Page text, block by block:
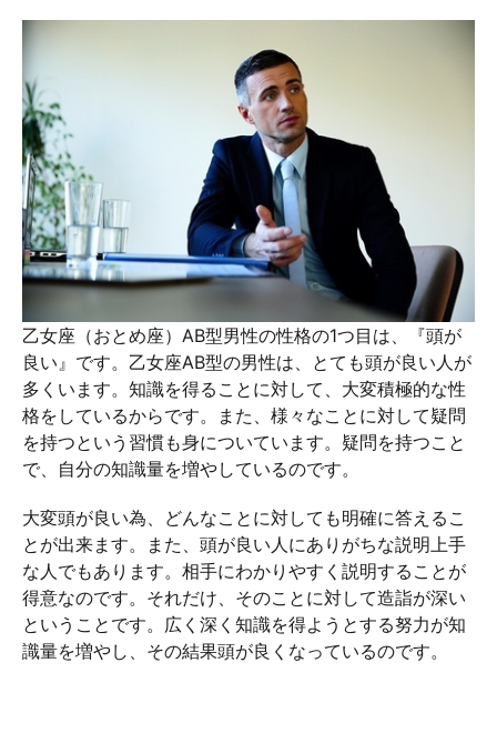
乙女座（おとめ座）AB型男性の性格の1つ目は、『頭が
良い』です。乙女座AB型の男性は、とても頭が良い人が
多くいます。知識を得ることに対して、大変積極的な性
格をしているからです。また、様々なことに対して疑問
を持つという習慣も身についています。疑問を持つこと
で、自分の知識量を増やしているのです。
大変頭が良い為、どんなことに対しても明確に答えるこ
とが出来ます。また、頭が良い人にありがちな説明上手
な人でもあります。相手にわかりやすく説明することが
得意なのです。それだけ、そのことに対して造詣が深い
ということです。広く深く知識を得ようとする努力が知
識量を増やし、その結果頭が良くなっているのです。